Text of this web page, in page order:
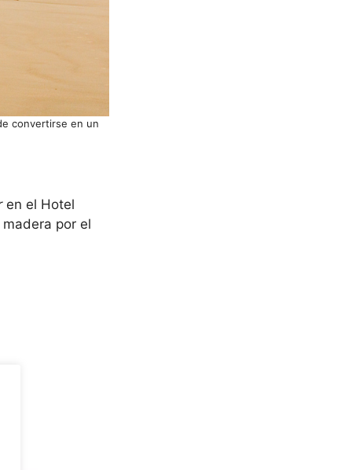
convertirse en un
en el Hotel
por el